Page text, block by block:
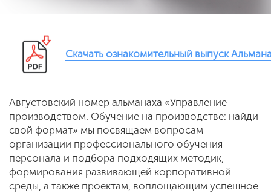
Скачать ознакомительный выпуск
Августовский номер альманаха «Управление
производством. Обучение на производстве: найди
свой формат» мы посвящаем вопросам
организации профессионального обучения
персонала и подбора подходящих методик,
формирования развивающей корпоративной
среды, а также проектам, воплощающим успешное